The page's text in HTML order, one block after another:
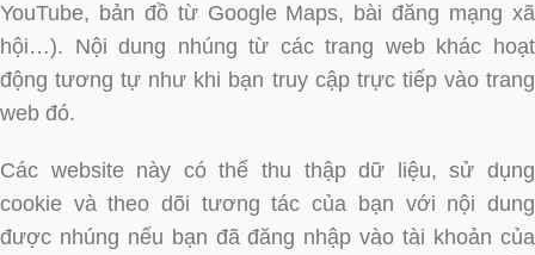
YouTube, bản đồ từ Google Maps, bài đăng mạng xã
hội…). Nội dung nhúng từ các trang web khác hoạt
động tương tự như khi bạn truy cập trực tiếp vào trang
web đó.
Các website này có thể thu thập dữ liệu, sử dụng
cookie và theo dõi tương tác của bạn với nội dung
được nhúng nếu bạn đã đăng nhập vào tài khoản của